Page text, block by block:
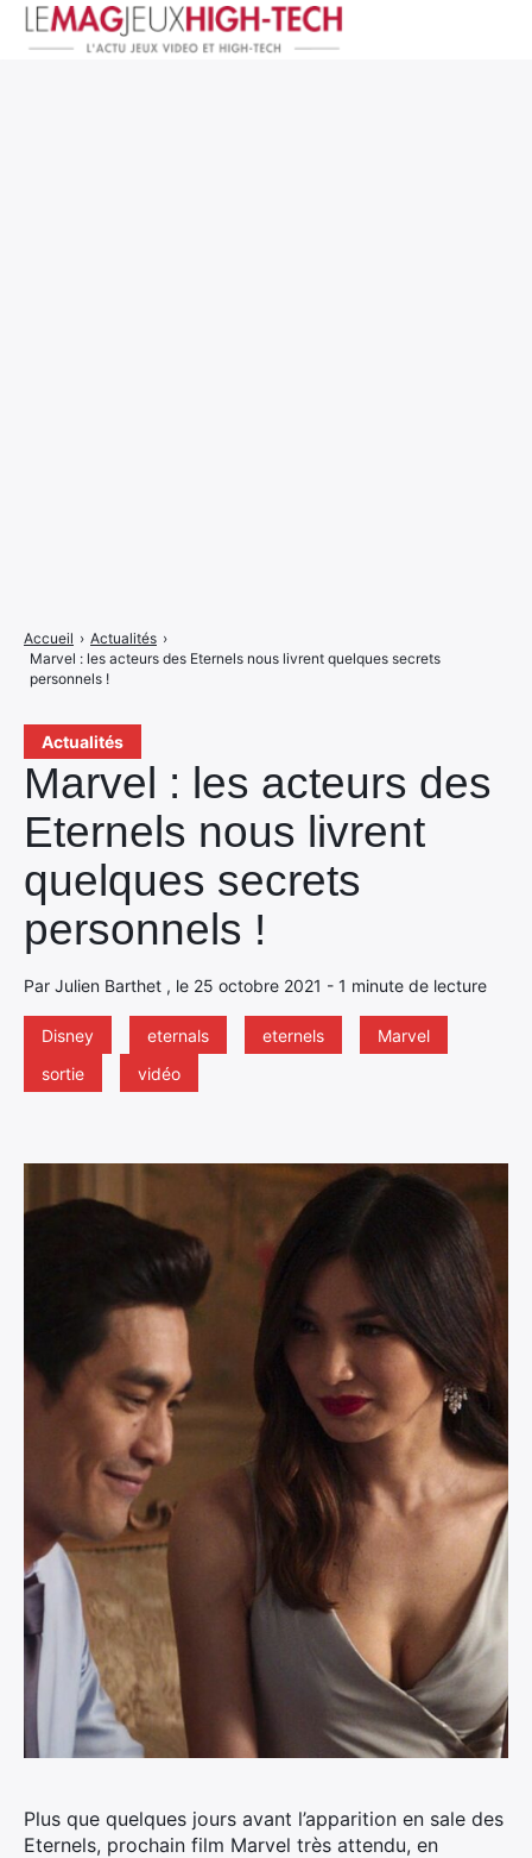
Actualités
Marvel : les acteurs des
Eternels nous livrent
quelques secrets
personnels !
Par Julien Barthet , le 25 octobre 2021 - 1 minute de lecture
Disney eternals eternels
Marvel
sortie
vidéo
Accueil › Actualités ›
Marvel : les acteurs des Eternels nous livrent quelques secrets
personnels !
Plus que quelques jours avant l’apparition en sale des
Eternels, prochain film Marvel très attendu, en